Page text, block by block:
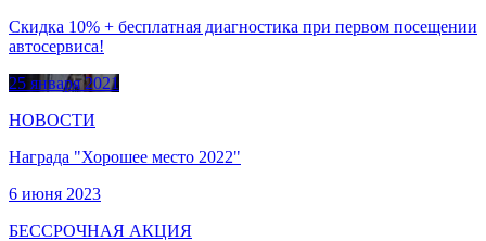
Скидка 10% + бесплатная диагностика при первом посещении
автосервиса!
25 января 2021
НОВОСТИ
Награда "Хорошее место 2022"
6 июня 2023
БЕССРОЧНАЯ АКЦИЯ